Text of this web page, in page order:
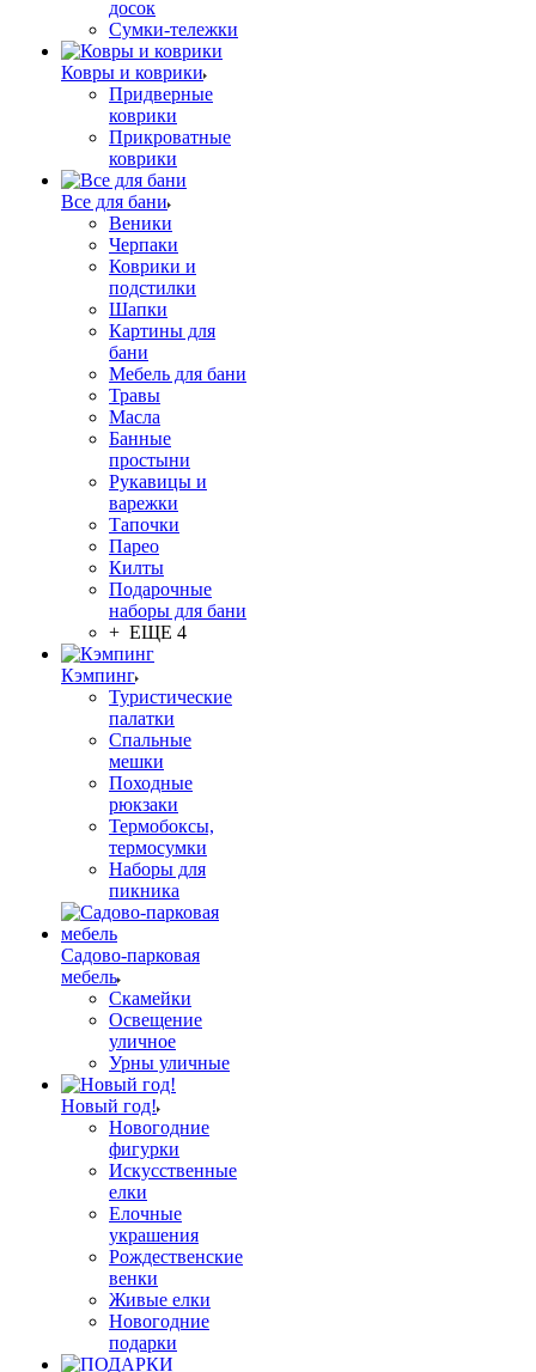
досок
Сумки-тележки
Ковры и коврики
Придверные
коврики
Прикроватные
коврики
Все для бани
Веники
Черпаки
Коврики и
подстилки
Шапки
Картины для
бани
Мебель для бани
Травы
Масла
Банные
простыни
Рукавицы и
варежки
Тапочки
Парео
Килты
Подарочные
наборы для бани
+ ЕЩЕ 4
Кэмпинг
Туристические
палатки
Спальные
мешки
Походные
рюкзаки
Термобоксы,
термосумки
Наборы для
пикника
Садово-парковая
мебель
Скамейки
Освещение
уличное
Урны уличные
Новый год!
Новогодние
фигурки
Искусственные
елки
Елочные
украшения
Рождественские
венки
Живые елки
Новогодние
подарки